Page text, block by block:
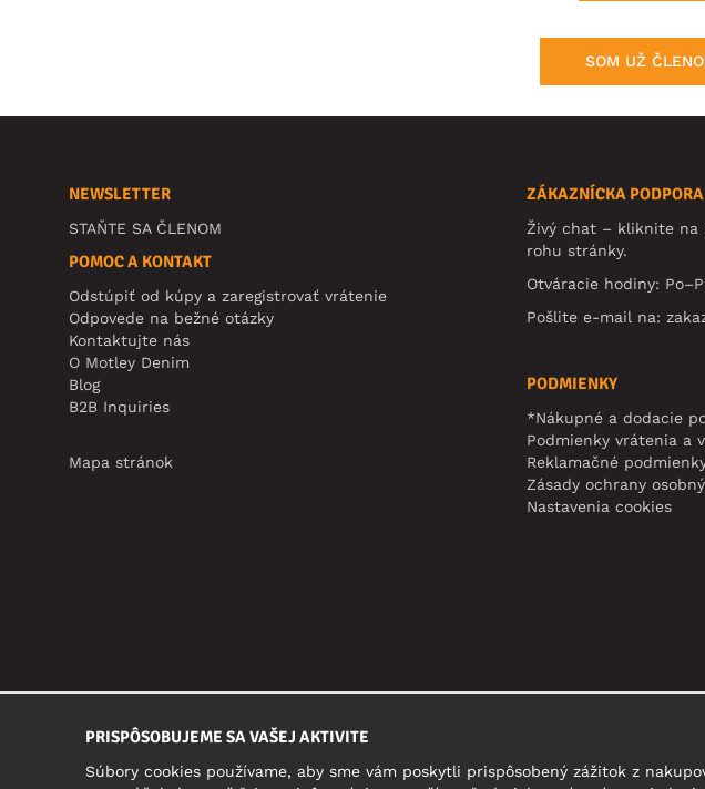
SOM UŽ
NEWSLETTER
STAŇTE SA ČLENOM
POMOC A KONTAKT
Odstúpiť od kúpy a zaregistrovať vrátenie
Odpovede na bežné otázky
Kontaktujte nás
O Motley Denim
Blog
B2B Inquiries
Mapa stránok
ZÁKAZNÍCKA PODPORA
Živý chat – kliknite na
rohu stránky.
Otváracie hodiny:
Pošlite e-mail na:
PODMIENKY
*Nákupné a dodacie
Podmienky vrátenia a
Reklamačné
Zásady ochrany
Nastavenia cookies
PRISPÔSOBUJEME SA VAŠEJ AKTIVITE
Súbory cookies používame, aby sme vám poskytli prispôsobený zážitok z